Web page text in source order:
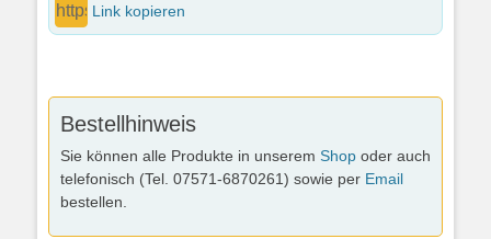
Link kopieren
Bestellhinweis
Sie können alle Produkte in unserem Shop oder auch
telefonisch (Tel. 07571-6870261) sowie per Email
bestellen.